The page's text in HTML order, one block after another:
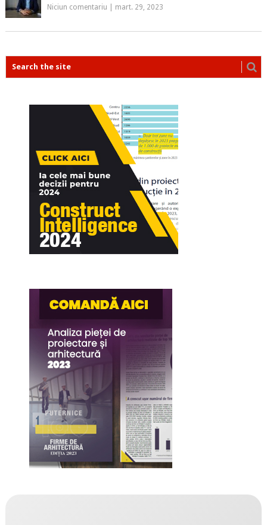
Niciun comentariu mart. 29, 2023